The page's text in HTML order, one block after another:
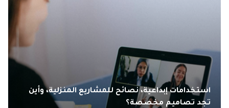
استخدامات إبداعية، نصائح للمشاريع المنزلية، وأين
تجد تصاميم مخصصة؟